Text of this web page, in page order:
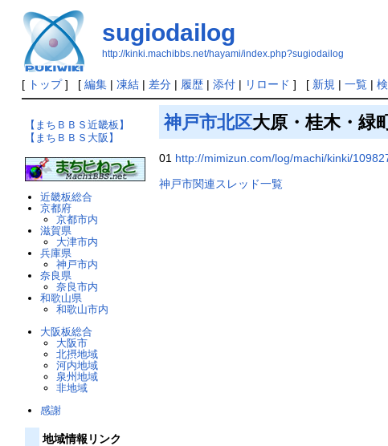
sugiodailog
http://kinki.machibbs.net/hayami/index.php?sugiodailog
[ トップ] [ 編集| 凍結| 差分| 履歴| 添付| リロード ] [ 新規 | 一覧|
神戸市北区大原・桂木・緑
01 http://mimizun.com/log/machi/kinki/
神戸市関連スレッド一覧
【まちＢＢＳ近畿板】
【まちＢＢＳ大阪】
近畿板総合
京都府
京都市内
滋賀県
大津市内
兵庫県
神戸市内
奈良県
奈良市内
和歌山県
和歌山市内
大阪板総合
大阪市
北摂地域
河内地域
泉州地域
非地域
感謝
地域情報リンク